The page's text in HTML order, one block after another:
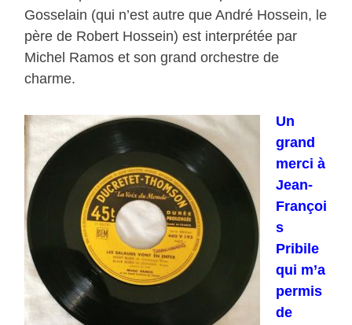
Gosselain (qui n’est autre que André Hossein, le
père de Robert Hossein) est interprétée par
Michel Ramos et son grand orchestre de
charme.
Un
grand
merci à
Jean-
Françoi
s
Pribile
qui m’a
permis
de